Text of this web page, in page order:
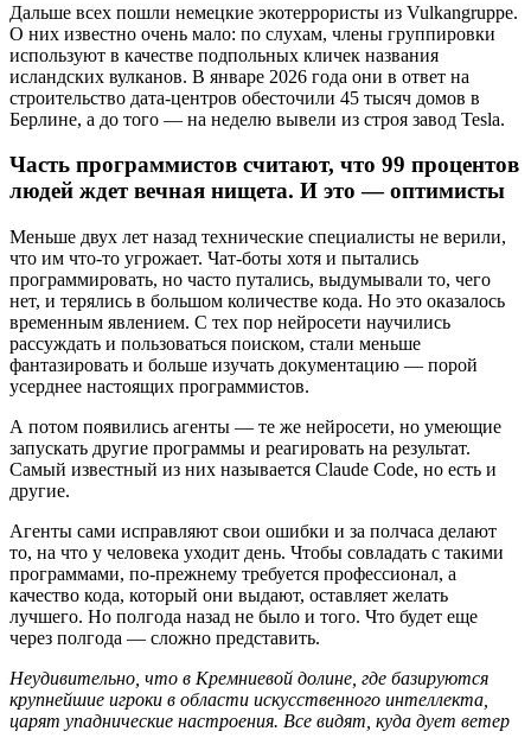
Дальше всех пошли немецкие экотеррористы из Vulkangruppe.
О них известно очень мало: по слухам, члены группировки
используют в качестве подпольных кличек названия
исландских вулканов. В январе 2026 года они в ответ на
строительство дата-центров обесточили 45 тысяч домов в
Берлине, а до того — на неделю вывели из строя завод Tesla.
Часть программистов считают, что 99 процентов
людей ждет вечная нищета. И это — оптимисты
Меньше двух лет назад технические специалисты не верили,
что им что-то угрожает. Чат-боты хотя и пытались
программировать, но часто путались, выдумывали то, чего
нет, и терялись в большом количестве кода. Но это оказалось
временным явлением. С тех пор нейросети научились
рассуждать и пользоваться поиском, стали меньше
фантазировать и больше изучать документацию — порой
усерднее настоящих программистов.
А потом появились агенты — те же нейросети, но умеющие
запускать другие программы и реагировать на результат.
Самый известный из них называется Claude Code, но есть и
другие.
Агенты сами исправляют свои ошибки и за полчаса делают
то, на что у человека уходит день. Чтобы совладать с такими
программами, по-прежнему требуется профессионал, а
качество кода, который они выдают, оставляет желать
лучшего. Но полгода назад не было и того. Что будет еще
через полгода — сложно представить.
Неудивительно, что в Кремниевой долине, где базируются
крупнейшие игроки в области искусственного интеллекта,
царят упаднические настроения. Все видят, куда дует ветер